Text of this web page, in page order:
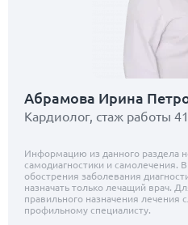
Абрамова Ирина
Кардиолог, стаж работы
Информацию из данного раздела
самодиагностики и самолечения.
обострения заболевания
назначать только лечащий врач.
правильного назначения лечения
профильному специалисту.